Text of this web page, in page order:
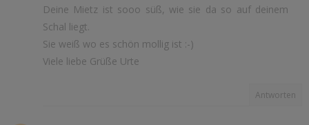
Deine Mietz ist sooo süß, wie sie da so auf deinem
Schal liegt.
Sie weiß wo es schön mollig ist :-)
Viele liebe Grüße Urte
Antworten